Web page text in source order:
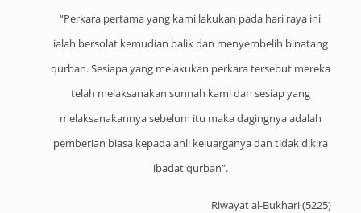
“Perkara pertama yang kami lakukan pada hari raya ini
ialah bersolat kemudian balik dan menyembelih binatang
qurban. Sesiapa yang melakukan perkara tersebut mereka
telah melaksanakan sunnah kami dan sesiap yang
melaksanakannya sebelum itu maka dagingnya adalah
pemberian biasa kepada ahli keluarganya dan tidak dikira
ibadat qurban”.
Riwayat al-Bukhari (5225)